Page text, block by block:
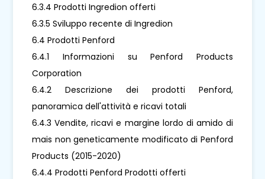
6.3.4 Prodotti Ingredion offerti
6.3.5 Sviluppo recente di Ingredion
6.4 Prodotti Penford
6.4.1 Informazioni su Penford Products
Corporation
6.4.2 Descrizione dei prodotti Penford,
panoramica dell'attività e ricavi totali
6.4.3 Vendite, ricavi e margine lordo di amido di
mais non geneticamente modificato di Penford
Products (2015-2020)
6.4.4 Prodotti Penford Prodotti offerti